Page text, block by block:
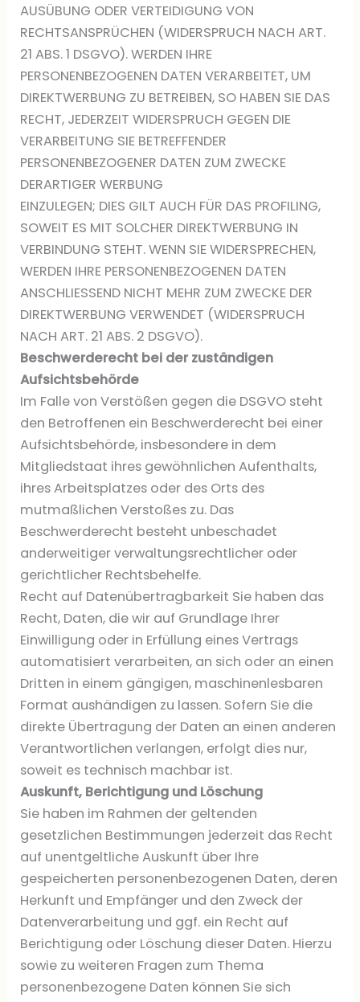
AUSÜBUNG ODER VERTEIDIGUNG VON
RECHTSANSPRÜCHEN (WIDERSPRUCH NACH ART.
21 ABS. 1 DSGVO). WERDEN IHRE
PERSONENBEZOGENEN DATEN VERARBEITET, UM
DIREKTWERBUNG ZU BETREIBEN, SO HABEN SIE DAS
RECHT, JEDERZEIT WIDERSPRUCH GEGEN DIE
VERARBEITUNG SIE BETREFFENDER
PERSONENBEZOGENER DATEN ZUM ZWECKE
DERARTIGER WERBUNG
EINZULEGEN; DIES GILT AUCH FÜR DAS PROFILING,
SOWEIT ES MIT SOLCHER DIREKTWERBUNG IN
VERBINDUNG STEHT. WENN SIE WIDERSPRECHEN,
WERDEN IHRE PERSONENBEZOGENEN DATEN
ANSCHLIESSEND NICHT MEHR ZUM ZWECKE DER
DIREKTWERBUNG VERWENDET (WIDERSPRUCH
NACH ART. 21 ABS. 2 DSGVO).
Beschwerderecht bei der zuständigen
Aufsichtsbehörde
Im Falle von Verstößen gegen die DSGVO steht
den Betroffenen ein Beschwerderecht bei einer
Aufsichtsbehörde, insbesondere in dem
Mitgliedstaat ihres gewöhnlichen Aufenthalts,
ihres Arbeitsplatzes oder des Orts des
mutmaßlichen Verstoßes zu. Das
Beschwerderecht besteht unbeschadet
anderweitiger verwaltungsrechtlicher oder
gerichtlicher Rechtsbehelfe.
Recht auf Datenübertragbarkeit Sie haben das
Recht, Daten, die wir auf Grundlage Ihrer
Einwilligung oder in Erfüllung eines Vertrags
automatisiert verarbeiten, an sich oder an einen
Dritten in einem gängigen, maschinenlesbaren
Format aushändigen zu lassen. Sofern Sie die
direkte Übertragung der Daten an einen anderen
Verantwortlichen verlangen, erfolgt dies nur,
soweit es technisch machbar ist.
Auskunft, Berichtigung und Löschung
Sie haben im Rahmen der geltenden
gesetzlichen Bestimmungen jederzeit das Recht
auf unentgeltliche Auskunft über Ihre
gespeicherten personenbezogenen Daten, deren
Herkunft und Empfänger und den Zweck der
Datenverarbeitung und ggf. ein Recht auf
Berichtigung oder Löschung dieser Daten. Hierzu
sowie zu weiteren Fragen zum Thema
personenbezogene Daten können Sie sich